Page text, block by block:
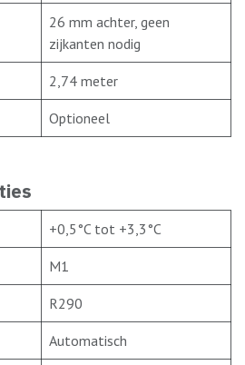
26 mm achter, geen
zijkanten nodig
2,74 meter
Optioneel
+0,5°C tot +3,3°C
M1
R290
Automatisch